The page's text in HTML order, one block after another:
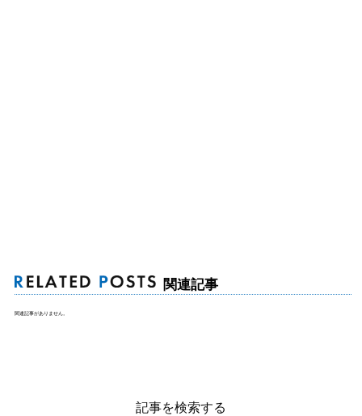
関連記事
関連記事がありません。
記事を検索する